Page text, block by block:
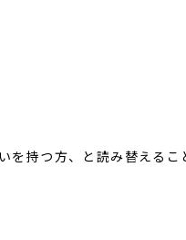
持つ方、と読み替えるこ